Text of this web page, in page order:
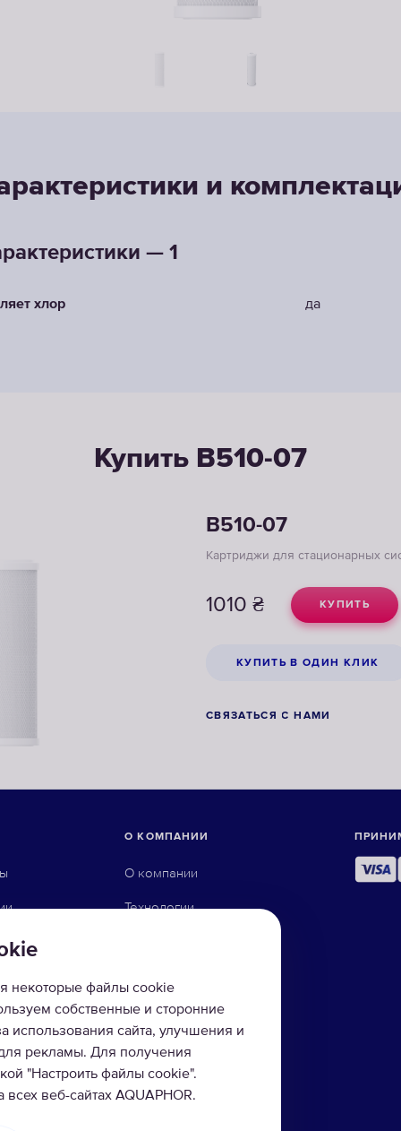
и
— 1
хлор да
Купить B510-07
B510-07
Картриджи для стационарных
1010 ₴ КУПИТЬ
КУПИТЬ В ОДИН КЛИК
СВЯЗАТЬСЯ С НАМИ
некоторые файлы cookie
собственные и сторонние
использования сайта, улучшения и
рекламы. Для получения
"Настроить файлы cookie".
веб-сайтах AQUAPHOR.
осмоса
О КОМПАНИИ
О компании
Технологии
Инструкции для фильтров